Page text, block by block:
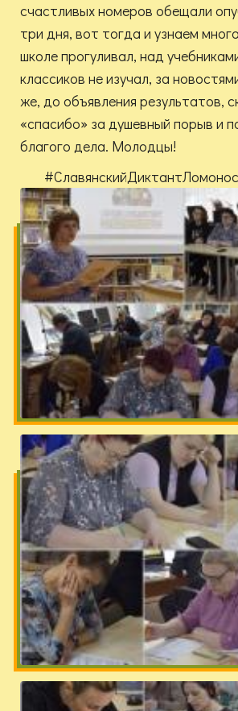
счастливых номеров обещали
три дня, вот тогда и узнаем
школе прогуливал, над
классиков не изучал, за
же, до объявления результатов,
«спасибо» за душевный порыв и
благого дела. Молодцы!